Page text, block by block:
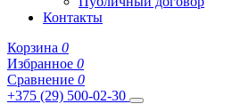
Контакты
Корзина 0
Избранное 0
Сравнение 0
+375 (29) 500-02-30